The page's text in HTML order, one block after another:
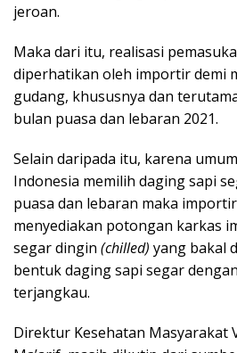
jeroan.
Maka dari itu, realisasi
diperhatikan oleh importir demi
gudang, khususnya dan
bulan puasa dan lebaran 2021.
Selain daripada itu, karena
Indonesia memilih daging sapi
puasa dan lebaran maka
menyediakan potongan karkas
segar dingin (chilled) yang bakal
bentuk daging sapi segar
terjangkau.
Direktur Kesehatan Masyarakat